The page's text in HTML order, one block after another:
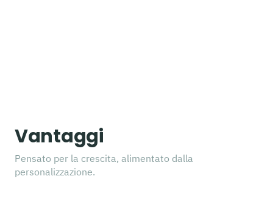
Vantaggi
Pensato per la crescita, alimentato dalla
personalizzazione.